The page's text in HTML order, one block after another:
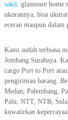
sakit. glamoure home
ukurannya, bisa
eceran maupun dalam
Kami sudah terbiasa
Jombang Surabaya.
cargo Port to Port
pengiriman barang.
Medan, Palembang,
Palu, NTT, NTB,
kuwatirkan